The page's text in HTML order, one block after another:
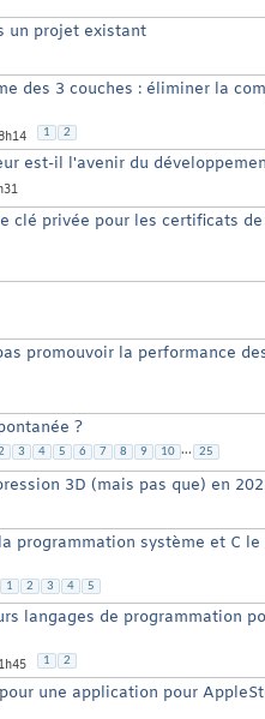
un projet existant
des 3 couches : éliminer la
1 2
est-il l'avenir du
clé privée pour les certificats
promouvoir la performance
?
3 4 5 6 7 8 9 10 ... 25
3D (mais pas que) en
programmation système et C le
1 2 3 4 5
langages de programmation
1 2
une application pour